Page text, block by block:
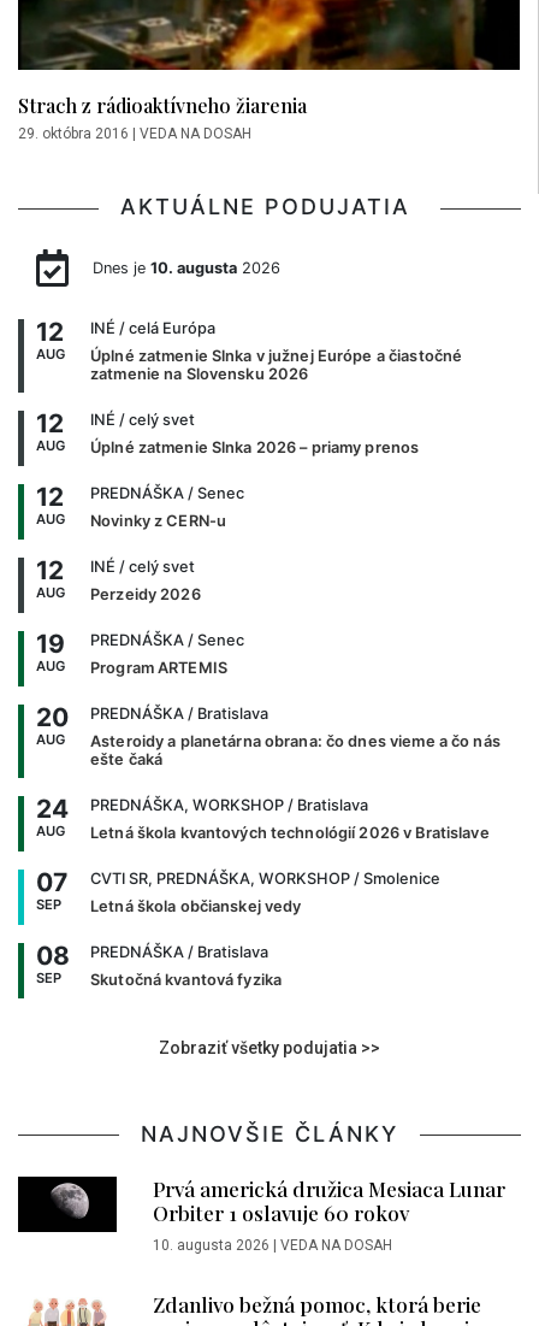
Strach z rádioaktívneho žiarenia
29. októbra 2016 VEDA NA DOSAH
AKTUÁLNE PODUJATIA
Dnes je 10. augusta2026
12
AUG
INÉ / celá Európa
Úplné zatmenie Slnka v južnej Európe a čiastočné
zatmenie na Slovensku 2026
12
AUG
INÉ / celý svet
Úplné zatmenie Slnka 2026 – priamy prenos
12
AUG
PREDNÁŠKA / Senec
Novinky z CERN-u
12
AUG
INÉ / celý svet
Perzeidy 2026
19
AUG
PREDNÁŠKA / Senec
Program ARTEMIS
20
AUG
PREDNÁŠKA / Bratislava
Asteroidy a planetárna obrana: čo dnes vieme a čo nás
ešte čaká
24
AUG
PREDNÁŠKA, WORKSHOP / Bratislava
Letná škola kvantových technológií 2026 v Bratislave
07
SEP
CVTI SR, PREDNÁŠKA, WORKSHOP / Smolenice
Letná škola občianskej vedy
08
SEP
PREDNÁŠKA / Bratislava
Skutočná kvantová fyzika
Zobraziť všetky podujatia >>
NAJNOVŠIE ČLÁNKY
Prvá americká družica Mesiaca Lunar
Orbiter 1 oslavuje 60 rokov
10. augusta 2026 | VEDA NA DOSAH
Zdanlivo bežná pomoc, ktorá berie